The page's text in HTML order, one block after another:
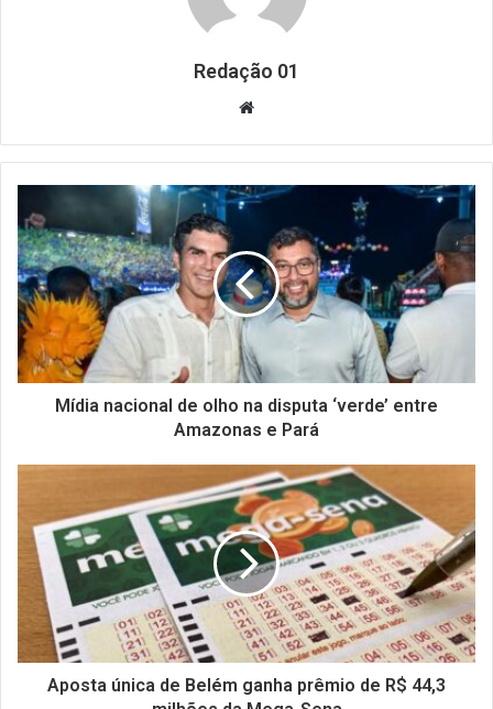
Redação 01
Website
Mídia nacional de olho na disputa ‘verde’ entre
Amazonas e Pará
Aposta única de Belém ganha prêmio de R$ 44,3